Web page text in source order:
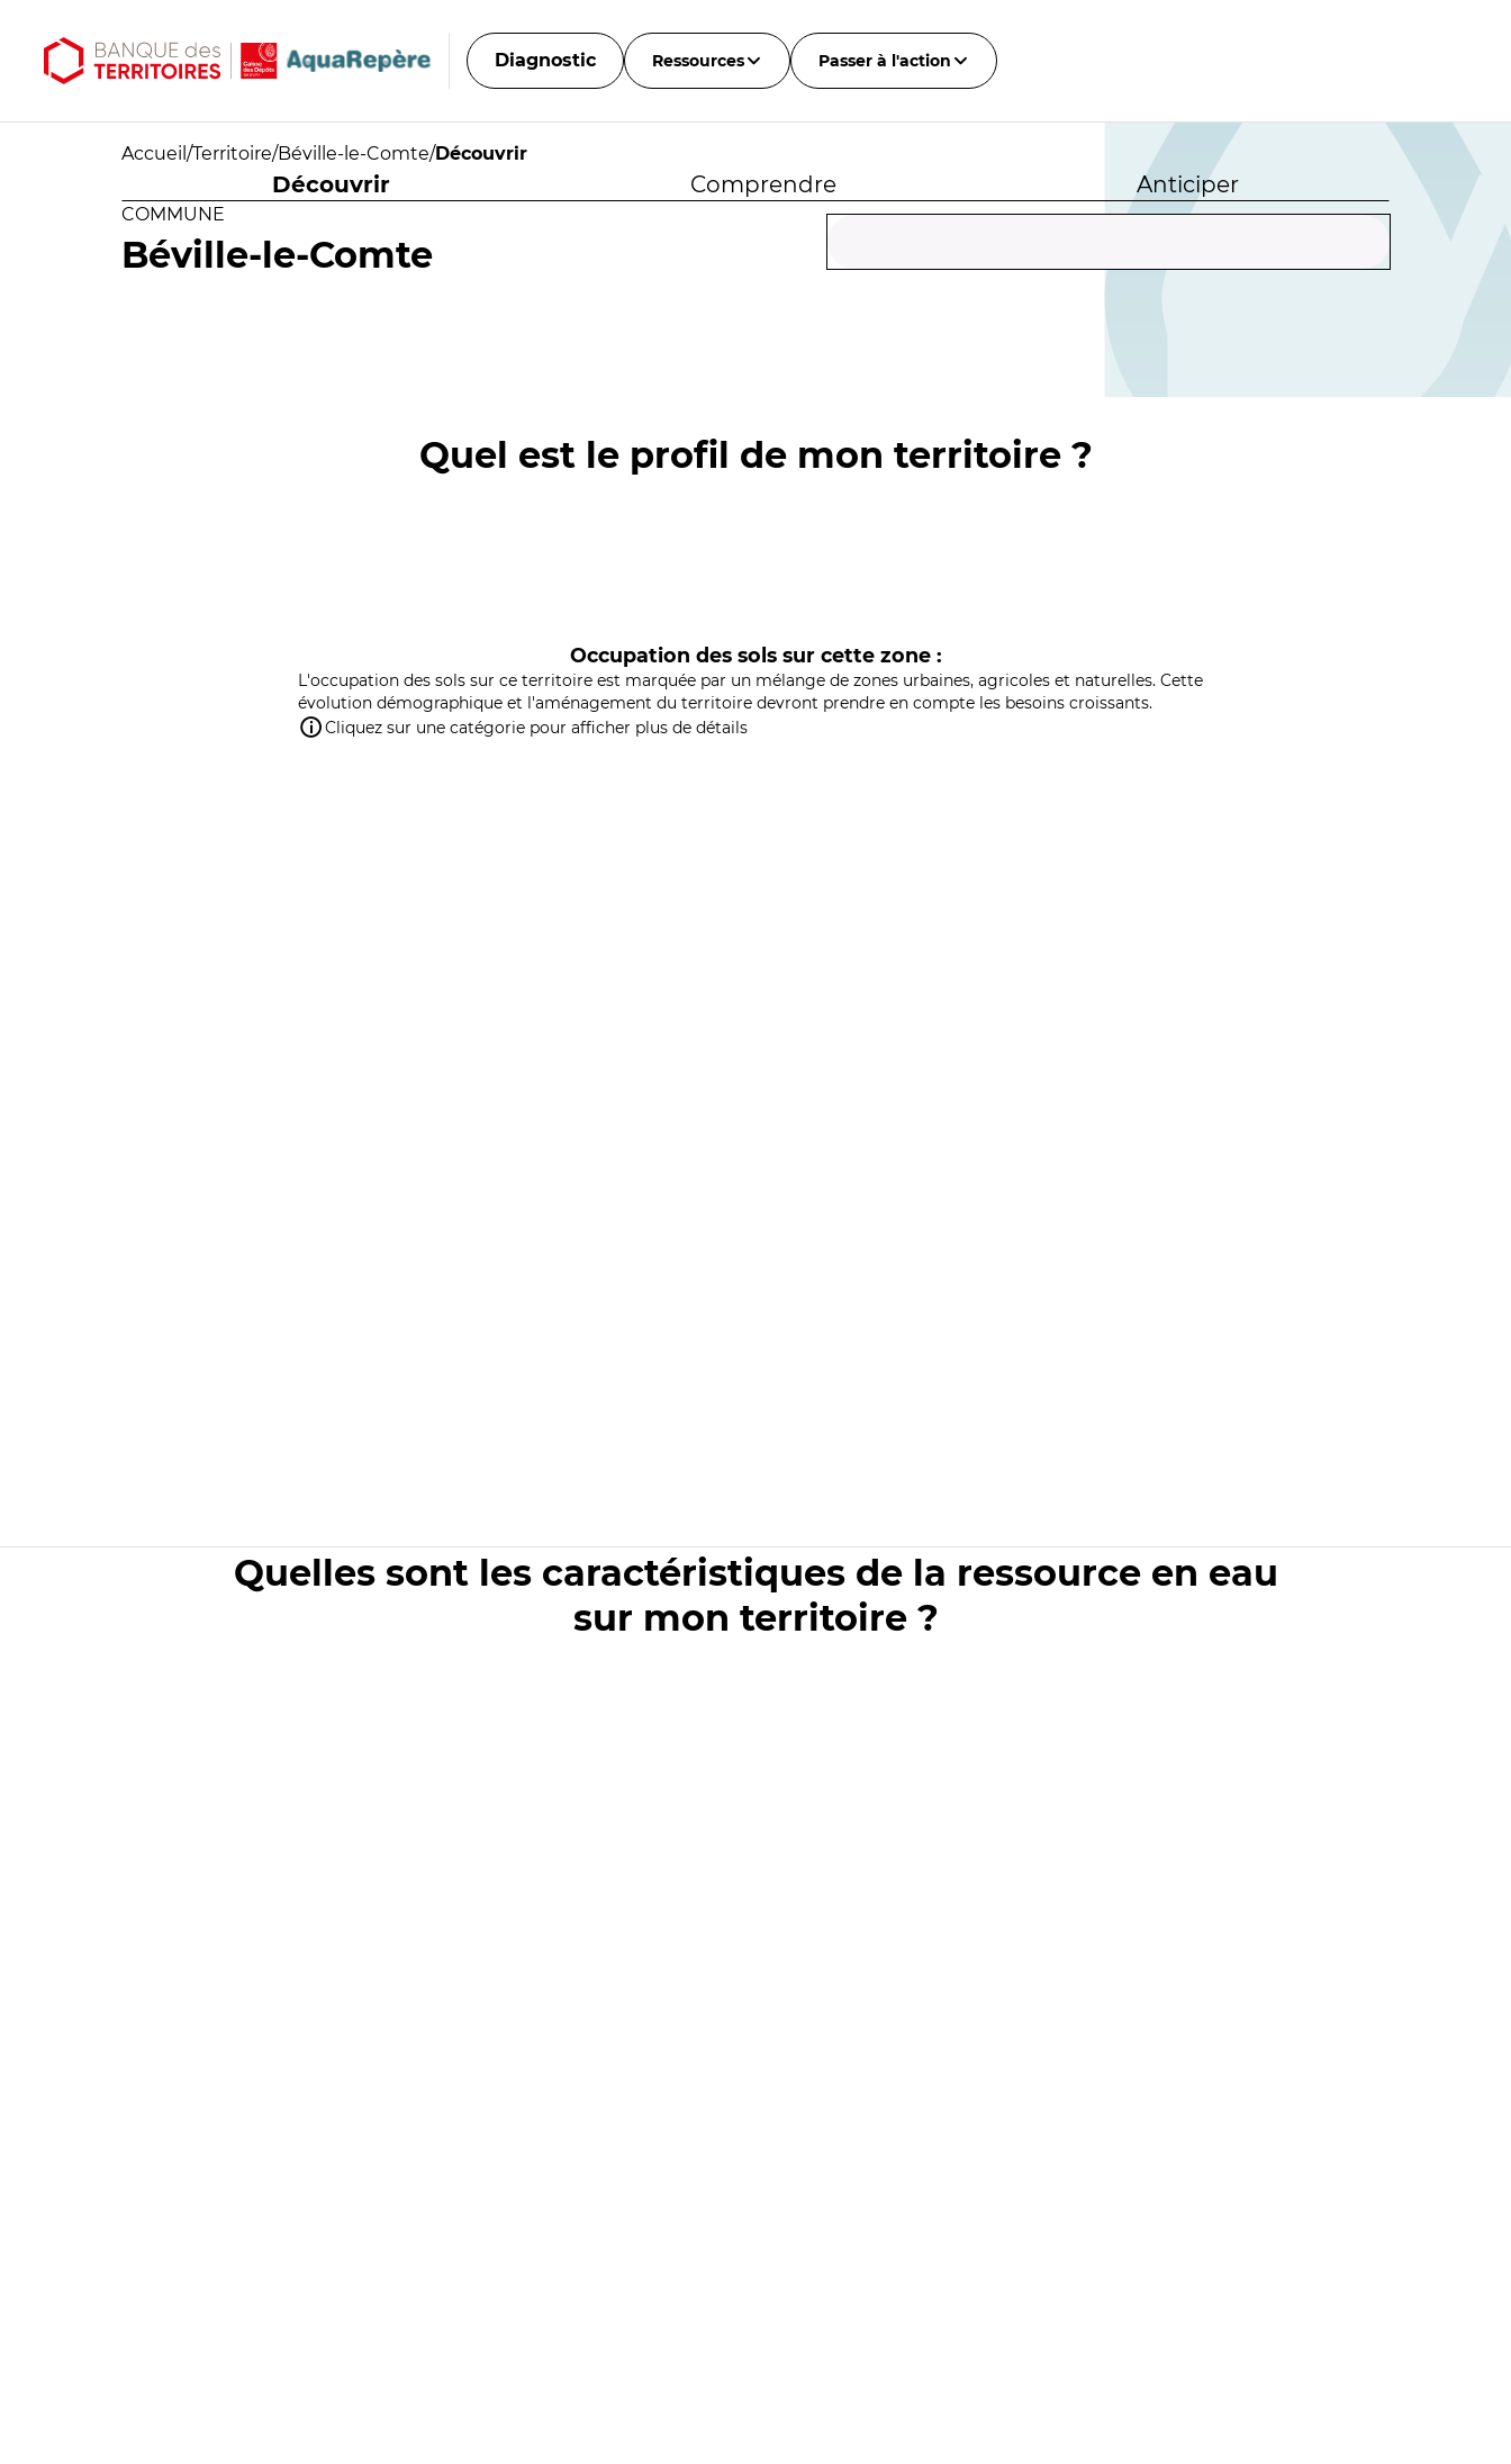
Diagnostic Ressources Passer à l'action
Accueil /Territoire/Béville-le-Comte/Découvrir
Découvrir Comprendre Anticiper
COMMUNE
Béville-le-Comte
Quel est le profil de mon territoire ?
Occupation des sols sur cette zone :
L'occupation des sols sur ce territoire est marquée par un mélange de zones urbaines, agricoles et naturelles. Cette
évolution démographique et l'aménagement du territoire devront prendre en compte les besoins croissants.
Cliquez sur une catégorie pour afficher plus de détails
Quelles sont les caractéristiques de la ressource en eau
sur mon territoire ?